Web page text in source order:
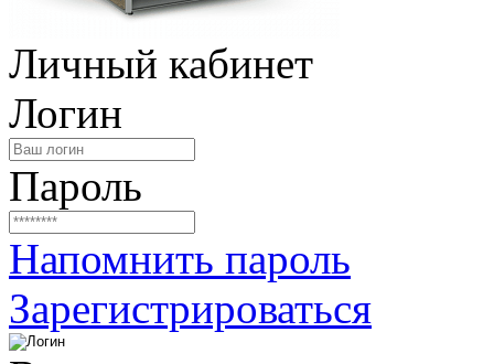
Личный кабинет
Логин
Пароль
Напомнить пароль
Зарегистрироваться